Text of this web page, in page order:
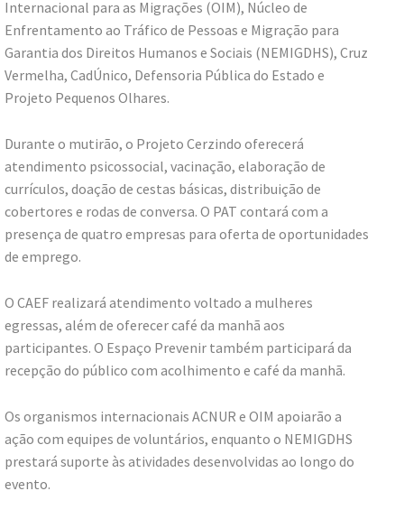
Internacional para as Migrações (OIM), Núcleo de
Enfrentamento ao Tráfico de Pessoas e Migração para
Garantia dos Direitos Humanos e Sociais (NEMIGDHS), Cruz
Vermelha, CadÚnico, Defensoria Pública do Estado e
Projeto Pequenos Olhares.
Durante o mutirão, o Projeto Cerzindo oferecerá
atendimento psicossocial, vacinação, elaboração de
currículos, doação de cestas básicas, distribuição de
cobertores e rodas de conversa. O PAT contará com a
presença de quatro empresas para oferta de oportunidades
de emprego.
O CAEF realizará atendimento voltado a mulheres
egressas, além de oferecer café da manhã aos
participantes. O Espaço Prevenir também participará da
recepção do público com acolhimento e café da manhã.
Os organismos internacionais ACNUR e OIM apoiarão a
ação com equipes de voluntários, enquanto o NEMIGDHS
prestará suporte às atividades desenvolvidas ao longo do
evento.